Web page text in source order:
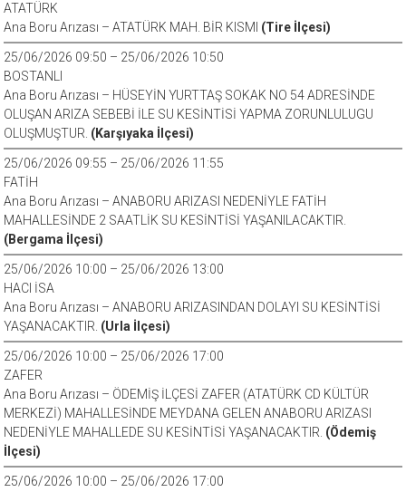
ATATÜRK
Ana Boru Arızası – ATATÜRK MAH. BİR KISMI (Tire İlçesi)
25/06/2026 09:50 – 25/06/2026 10:50
BOSTANLI
Ana Boru Arızası – HÜSEYİN YURTTAŞ SOKAK NO 54 ADRESİNDE
OLUŞAN ARIZA SEBEBİ İLE SU KESİNTİSİ YAPMA ZORUNLULUGU
OLUŞMUŞTUR. (Karşıyaka İlçesi)
25/06/2026 09:55 – 25/06/2026 11:55
FATİH
Ana Boru Arızası – ANABORU ARIZASI NEDENİYLE FATİH
MAHALLESİNDE 2 SAATLİK SU KESİNTİSİ YAŞANILACAKTIR.
(Bergama İlçesi)
25/06/2026 10:00 – 25/06/2026 13:00
HACI İSA
Ana Boru Arızası – ANABORU ARIZASINDAN DOLAYI SU KESİNTİSİ
YAŞANACAKTIR. (Urla İlçesi)
25/06/2026 10:00 – 25/06/2026 17:00
ZAFER
Ana Boru Arızası – ÖDEMİŞ İLÇESİ ZAFER (ATATÜRK CD KÜLTÜR
MERKEZİ) MAHALLESİNDE MEYDANA GELEN ANABORU ARIZASI
NEDENİYLE MAHALLEDE SU KESİNTİSİ YAŞANACAKTIR. (Ödemiş
İlçesi)
25/06/2026 10:00 – 25/06/2026 17:00